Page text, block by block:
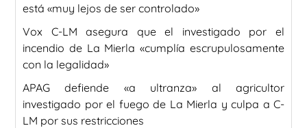
está «muy lejos de ser controlado»
Vox C-LM asegura que el investigado por el
incendio de La Mierla «cumplía escrupulosamente
con la legalidad»
APAG defiende «a ultranza» al agricultor
investigado por el fuego de La Mierla y culpa a C-
LM por sus restricciones